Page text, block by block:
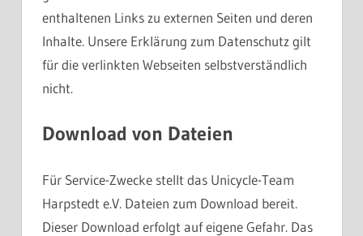
enthaltenen Links zu externen Seiten und deren
Inhalte. Unsere Erklärung zum Datenschutz gilt
für die verlinkten Webseiten selbstverständlich
nicht.
Download von Dateien
Für Service-Zwecke stellt das Unicycle-Team
Harpstedt e.V. Dateien zum Download bereit.
Dieser Download erfolgt auf eigene Gefahr. Das